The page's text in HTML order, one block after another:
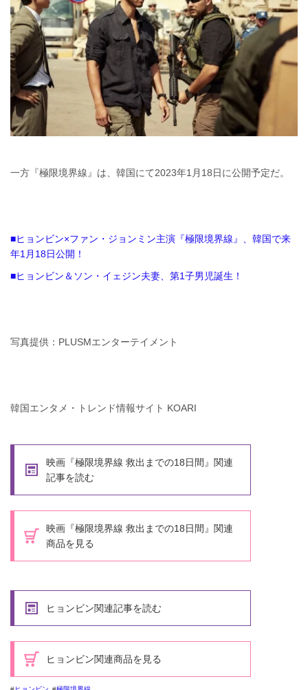
一方『極限境界線』は、韓国にて2023年1月18日に公開予定だ。
■ヒョンビン×ファン・ジョンミン主演『極限境界線』、韓国で来
年1月18日公開！
■ヒョンビン＆ソン・イェジン夫妻、第1子男児誕生！
写真提供：PLUSMエンターテイメント
韓国エンタメ・トレンド情報サイト KOARI
映画『極限境界線 救出までの18日間』関連
記事を読む
映画『極限境界線 救出までの18日間』関連
商品を見る
ヒョンビン関連記事を読む
ヒョンビン関連商品を見る